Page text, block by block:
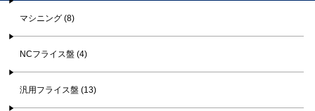
マシニング (8)
NCフライス盤 (4)
汎用フライス盤 (13)